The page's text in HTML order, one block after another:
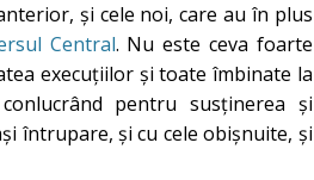
și cele noi, care au în plus
Central. Nu este ceva foarte
execuțiilor și toate îmbinate la
pentru susținerea și
întrupare, și cu cele obișnuite, și